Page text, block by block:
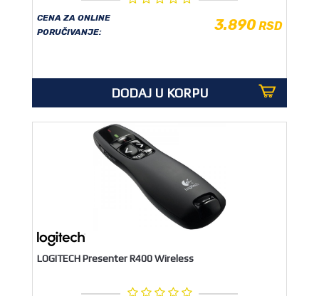
OUTLETCENA ZA ONLINE
PORUČIVANJE:
3.890RSD
DODAJ U KORPU
LOGITECH Presenter R400 Wireless